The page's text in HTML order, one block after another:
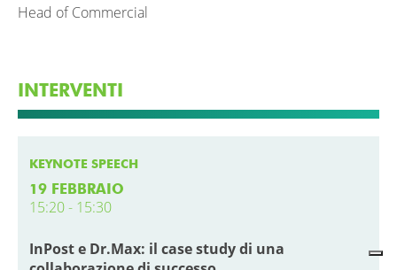
Head of Commercial
INTERVENTI
KEYNOTE SPEECH
19 FEBBRAIO
15:20 - 15:30
InPost e Dr.Max: il case study di una